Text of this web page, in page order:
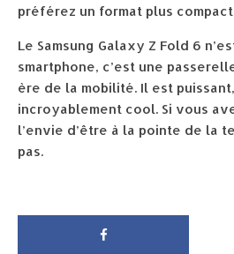
préférez un format plus
Le Samsung Galaxy Z Fold 6
smartphone, c’est une
ère de la mobilité. Il est
incroyablement cool. Si vous
l’envie d’être à la pointe de la
pas.